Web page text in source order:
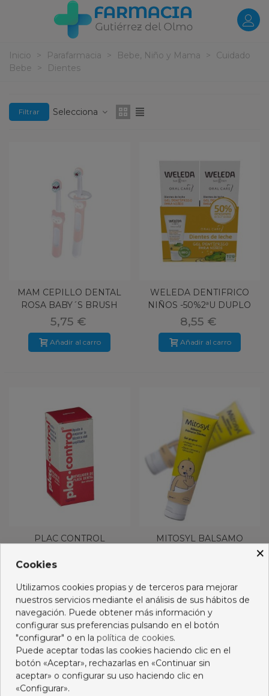
Inicio > Parafarmacia > Bebe, Niño y Mama >
Cuidado
Bebe
> Dientes
Filtrar Selecciona
MAM CEPILLO DENTAL
ROSA BABY´S BRUSH
6+M 1U
5,75 €
Añadir al carro
WELEDA DENTIFRICO
NIÑOS -50%2ªU DUPLO
8,55 €
Añadir al carro
PLAC CONTROL
DENTAID
5,75 €
Añadir al carro
MITOSYL BALSAMO
Añadir al carro
×
Cookies
Utilizamos cookies propias y de terceros para mejorar
nuestros servicios mediante el análisis de sus hábitos de
navegación. Puede obtener más información y
configurar sus preferencias pulsando en el botón
"configurar" o en la política de cookies.
Puede aceptar todas las cookies haciendo clic en el
botón «Aceptar», rechazarlas en «Continuar sin
aceptar» o configurar su uso haciendo clic en
«Configurar».